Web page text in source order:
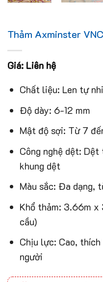
Thảm Axminster
Giá: Liên hệ
Chất liệu: Len tự
Độ dày: 6-12 mm
Mật độ sợi: Từ 7
Công nghệ dệt:
khung dệt
Màu sắc: Đa dạng,
Khổ thảm: 3.66m
cầu)
Chịu lực: Cao,
người